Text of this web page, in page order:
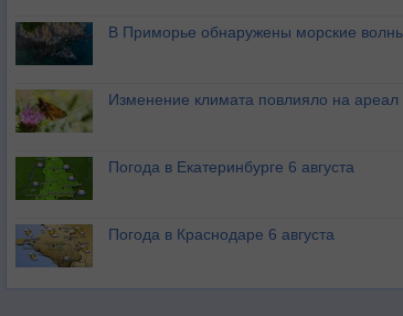
В Приморье обнаружены морские волны
Изменение климата повлияло на ареал
Погода в Екатеринбурге 6 августа
Погода в Краснодаре 6 августа